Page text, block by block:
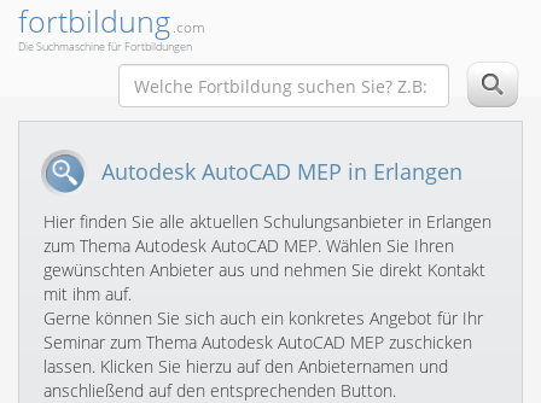
fortbildung.com
Die Suchmaschine für Fortbildungen
Autodesk AutoCAD MEP in Erlangen
Hier finden Sie alle aktuellen Schulungsanbieter in Erlangen
zum Thema Autodesk AutoCAD MEP. Wählen Sie Ihren
gewünschten Anbieter aus und nehmen Sie direkt Kontakt
mit ihm auf.
Gerne können Sie sich auch ein konkretes Angebot für Ihr
Seminar zum Thema Autodesk AutoCAD MEP zuschicken
lassen. Klicken Sie hierzu auf den Anbieternamen und
anschließend auf den entsprechenden Button.